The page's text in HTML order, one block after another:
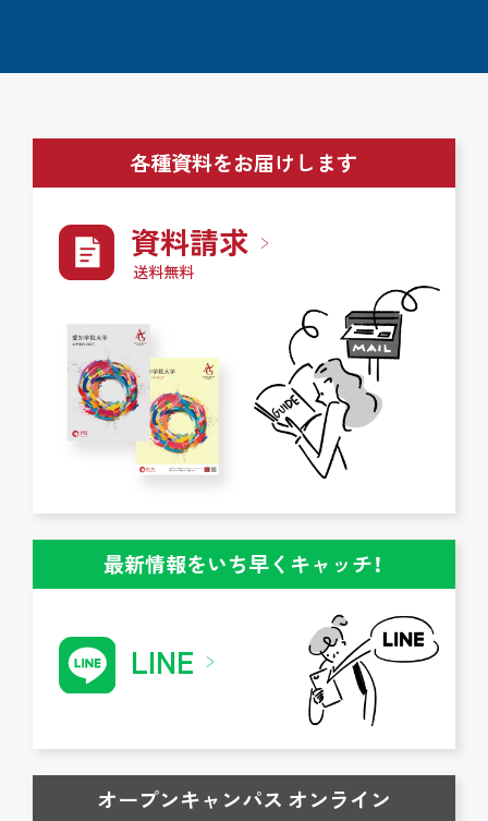
各種資料をお届けします
資料請求
送料無料
最新情報をいち早くキャッチ！
LINE
オープンキャンパス オンライン